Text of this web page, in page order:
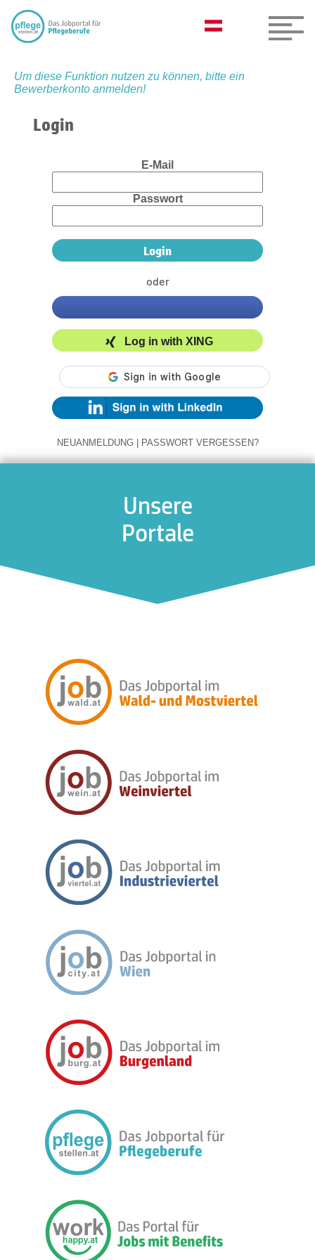
Um diese Funktion nutzen zu können, bitte ein
Bewerberkonto anmelden!
Login
E-Mail
Passwort
oder
Log in with XING
NEUANMELDUNG | PASSWORT VERGESSEN?
Unsere
Portale